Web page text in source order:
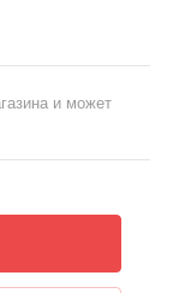
и может